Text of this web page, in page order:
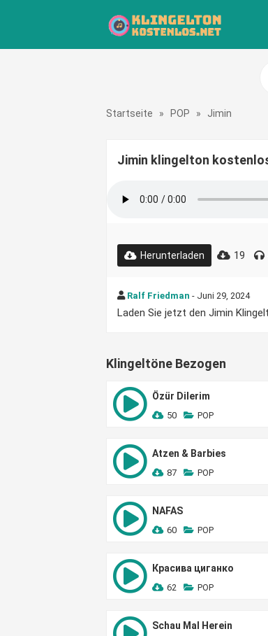
Startseite » POP » Jimin
Jimin klingelton
Herunterladen 19
Ralf Friedman - Juni 29, 2024
Laden Sie jetzt den Jimin
Klingeltöne Bezogen
Özür Dilerim
50 POP
Atzen & Barbies
87 POP
NAFAS
60 POP
Красива циганко
62 POP
Schau Mal Herein